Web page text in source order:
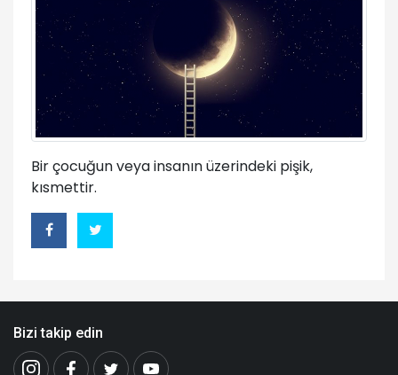
Bir çocuğun veya insanın üzerindeki pişik,
kısmettir.
Bizi takip edin